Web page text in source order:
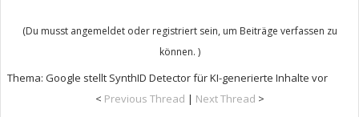
(Du musst angemeldet oder registriert sein, um Beiträge verfassen zu
können. )
Thema: Google stellt SynthID Detector für KI-generierte Inhalte vor
< Previous Thread | Next Thread >